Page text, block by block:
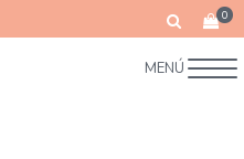
0
MENÚ